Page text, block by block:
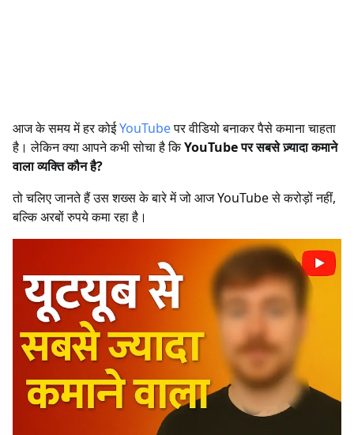
आज के समय में हर कोईYouTubeपर वीडियो बनाकर पैसे कमाना चाहता
है। लेकिन क्या आपने कभी सोचा है किYouTube पर सबसे ज़्यादा कमाने
वाला व्यक्ति कौन है?
तो चलिए जानते हैं उस शख्स के बारे में जो आज YouTube से करोड़ों नहीं,
बल्कि अरबों रुपये कमा रहा है।